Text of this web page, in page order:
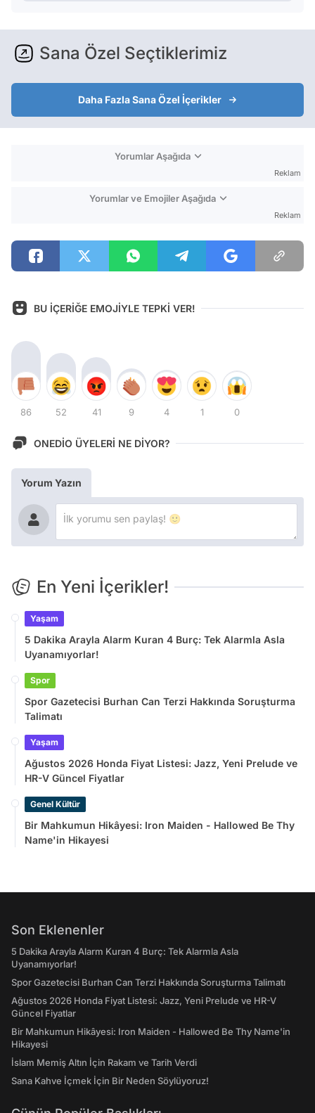
Sana Özel Seçtiklerimiz
Daha Fazla Sana Özel İçerikler
Yorumlar Aşağıda
Reklam
Yorumlar ve Emojiler Aşağıda
Reklam
BU İÇERİĞE EMOJİYLE TEPKİ VER!
86 52 41 9 4 1 0
ONEDİO ÜYELERİ NE DİYOR?
Yorum Yazın
En Yeni İçerikler!
Yaşam
5 Dakika Arayla Alarm Kuran 4 Burç: Tek Alarmla Asla
Uyanamıyorlar!
Spor
Spor Gazetecisi Burhan Can Terzi Hakkında Soruşturma
Talimatı
Yaşam
Ağustos 2026 Honda Fiyat Listesi: Jazz, Yeni Prelude ve
HR-V Güncel Fiyatlar
Genel Kültür
Bir Mahkumun Hikâyesi: Iron Maiden - Hallowed Be Thy
Name'in Hikayesi
Son Eklenenler
5 Dakika Arayla Alarm Kuran 4 Burç: Tek Alarmla Asla
Uyanamıyorlar!
Spor Gazetecisi Burhan Can Terzi Hakkında Soruşturma Talimatı
Ağustos 2026 Honda Fiyat Listesi: Jazz, Yeni Prelude ve HR-V
Güncel Fiyatlar
Bir Mahkumun Hikâyesi: Iron Maiden - Hallowed Be Thy Name'in
Hikayesi
İslam Memiş Altın İçin Rakam ve Tarih Verdi
Sana Kahve İçmek İçin Bir Neden Söylüyoruz!